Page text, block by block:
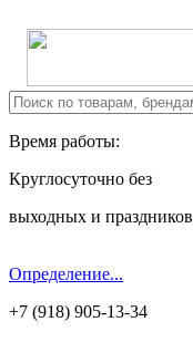
Время работы:
Круглосуточно без
выходных и праздников
Определение...
+7 (918) 905-13-34